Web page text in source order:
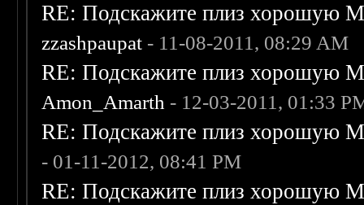
RE: Подскажите плиз хорошую
zzashpaupat - 11-08-2011, 08:29 AM
RE: Подскажите плиз хорошую
Amon_Amarth - 12-03-2011, 01:33
RE: Подскажите плиз хорошую
- 01-11-2012, 08:41 PM
RE: Подскажите плиз хорошую